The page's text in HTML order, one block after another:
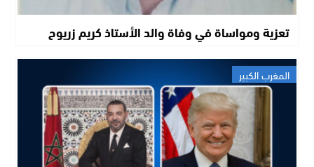
تعزية ومواساة في وفاة والد الأستاذ كريم زريوح
المغرب الكبير